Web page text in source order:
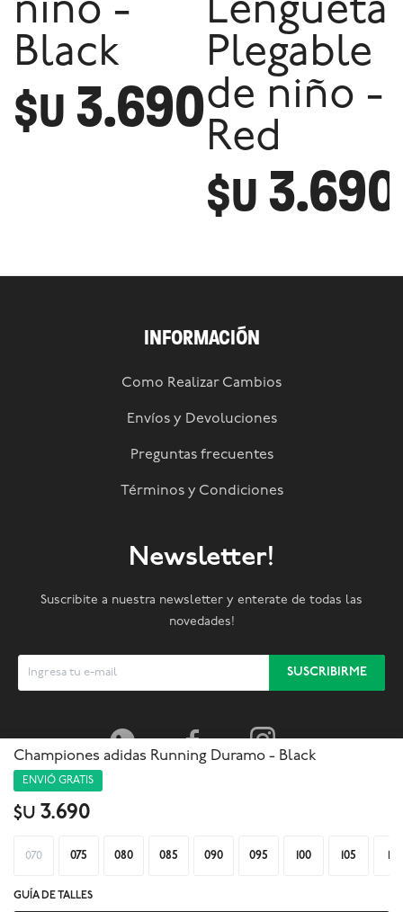
Championes adidas Running Duramo - Black
ENVIÓ GRATIS
$U 3.690
070 075 080 085 090 095 100 105
GUÍA DE TALLES
niño -
Black
$U 3.690
Lengüeta
Plegable
de niño -
Red
$U 3.690
INFORMACIÓN
Como Realizar Cambios
Envíos y Devoluciones
Preguntas frecuentes
Términos y Condiciones
Newsletter!
Suscribite a nuestra newsletter y enterate de todas las
novedades!
SUSCRIBIRME
  